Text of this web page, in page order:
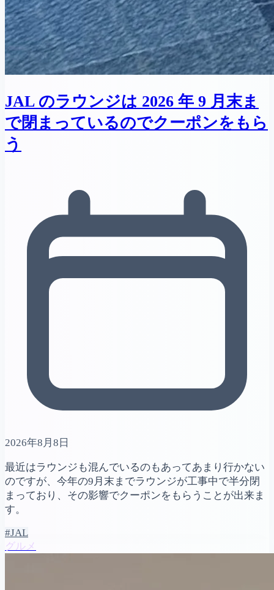
JAL のラウンジは 2026 年 9 月末ま
で閉まっているのでクーポンをもら
う
2026年8月8日
最近はラウンジも混んでいるのもあってあまり行かない
のですが、今年の9月末までラウンジが工事中で半分閉
まっており、その影響でクーポンをもらうことが出来ま
す。
#JAL
グルメ